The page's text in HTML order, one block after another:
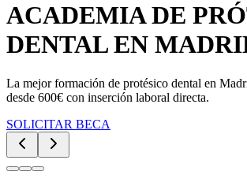
ACADEMIA DE
DENTAL EN
La mejor formación de protésico dental en
desde 600€ con inserción laboral directa.
SOLICITAR BECA